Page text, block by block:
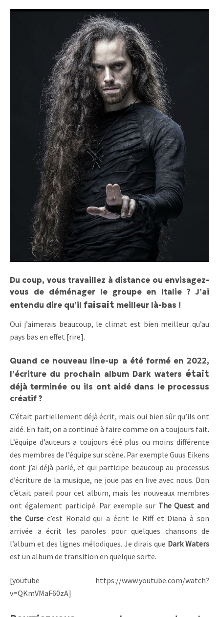
Du coup, vous travaillez à distance ou envisagez-
vous de déménager le groupe en Italie ? J’ai
entendu dire qu’il faisait meilleur là-bas !
Oui j’aimerais beaucoup, le climat est bien meilleur qu’au
pays bas en effet [rire].
Quand ce nouveau line-up a été formé en 2022,
l’écriture du prochain album Dark waters était
déjà terminée ou ils ont aidé dans le processus
créatif ?
C’était partiellement déjà écrit, mais oui bien sûr qu’ils ont
aidé. En fait, on a continué à faire comme on a toujours fait.
L’équipe d’auteurs a toujours été plus ou moins différente
des membres de l’équipe sur scène. Par exemple Guus Eikens
dont j’ai déjà parlé, et qui participe beaucoup au processus
d’écriture de la musique, ne joue pas en live avec nous. Don
c’était pareil pour cet album, mais les nouveaux membres
ont également participé. Par exemple sur The Quest and
the Cursec’est Ronald qui a écrit le Riff et Diana à son
arrivée a écrit les paroles pour quelques chansons de
l’album et des lignes mélodiques. Je dirais que Dark Waters
est un album de transition en quelque sorte.
[youtube https://www.youtube.com/watch?
v=QKmVMaF60zA]